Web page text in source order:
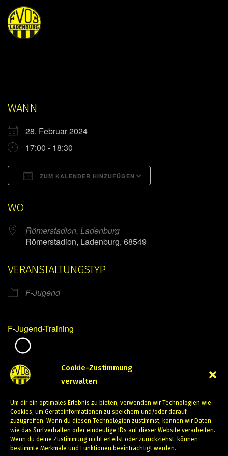
Cookie-Zustimmung
verwalten
Um dir ein optimales Erlebnis zu bieten, verwenden wir Technologien wie
Cookies, um Geräteinformationen zu speichern und/oder darauf
zuzugreifen. Wenn du diesen Technologien zustimmst, können wir Daten
wie das Surfverhalten oder eindeutige IDs auf dieser Website verarbeiten.
Wenn du deine Zustimmung nicht erteilst oder zurückziehst, können
bestimmte Merkmale und Funktionen beeinträchtigt werden.
WANN
28. Februar 2024
17:00 - 18:30
ZUM KALENDER HINZUFÜGEN
WO
Römerstadion, Ladenburg
Römerstadion, Ladenburg, 68549
VERANSTALTUNGSTYP
F-Jugend
F-Jugend-Training
Februar 28, 2024
PREVIOUS